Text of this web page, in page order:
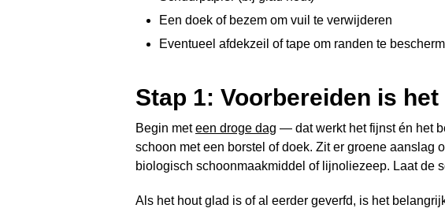
Een doek of bezem om vuil te verwijderen
Eventueel afdekzeil of tape om randen te
Stap 1: Voorbereiden is
Begin meteen droge dag — dat werkt het fijnst én het
schoon met een borstel of doek. Zit er groene aanslag
biologisch schoonmaakmiddel of lijnoliezeep. Laat de
Als het hout glad is of al eerder geverfd, is het